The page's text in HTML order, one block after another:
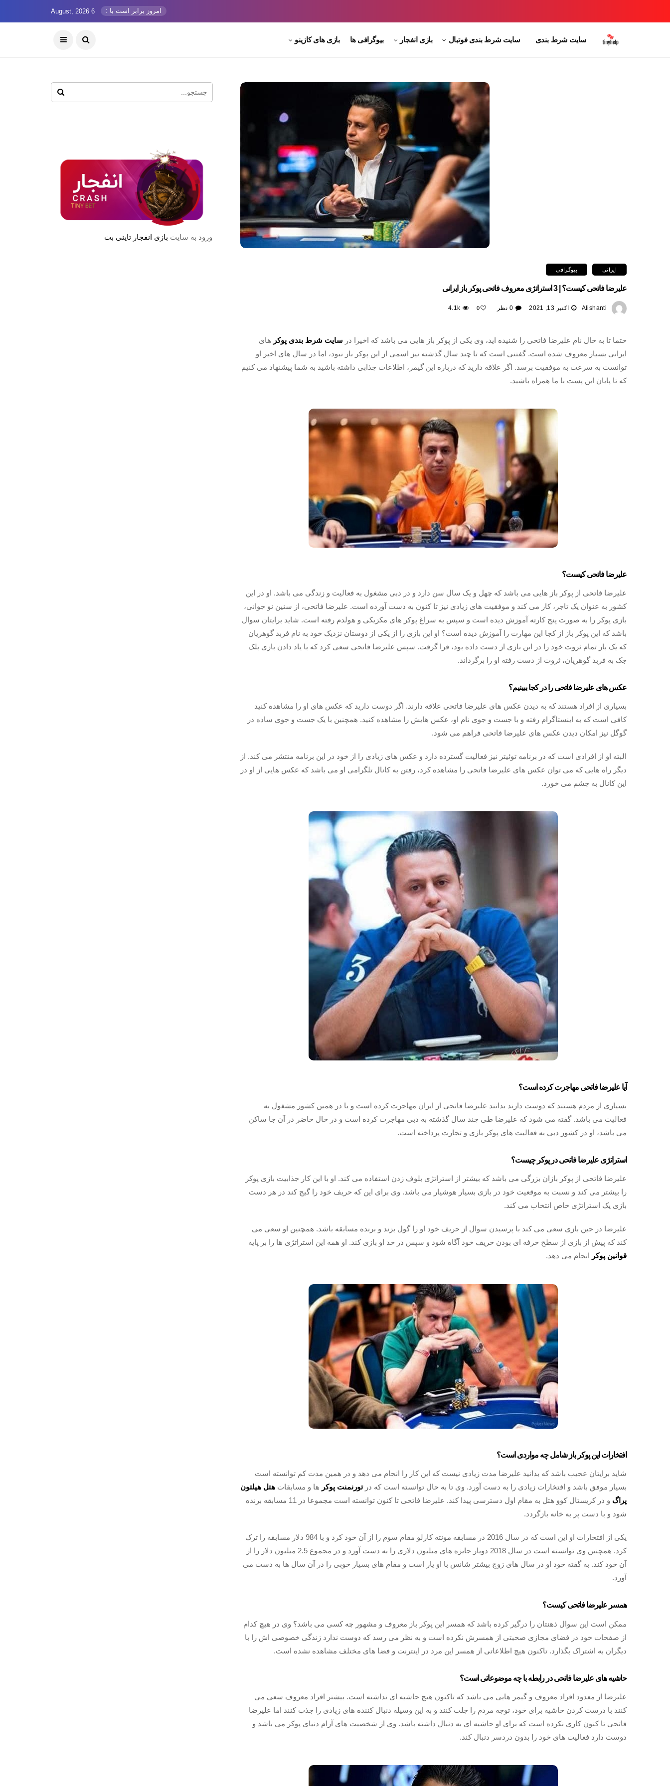
امروز برابر است با : 6 August, 2026
سایت شرط بندی سایت شرط بندی فوتبال بازی انفجار بیوگرافی ها بازی های کازینو
ایرانی بیوگرافی
علیرضا فاتحی کیست؟ | 3 استراتژی معروف فاتحی پوکر باز ایرانی
Alishanti اکتبر 13, 2021 0 نظر 0
4.1k
حتما تا به حال نام علیرضا فاتحی را شنیده اید، وی یکی از پوکر باز هایی می باشد که اخیرا در سایت شرط بندی پوکر های
ایرانی بسیار معروف شده است. گفتنی است که تا چند سال گذشته نیز اسمی از این پوکر باز نبود، اما در سال های اخیر او
توانست به سرعت به موفقیت برسد. اگر علاقه دارید که درباره این گیمر، اطلاعات جذابی داشته باشید به شما پیشنهاد می کنیم
که تا پایان این پست با ما همراه باشید.
علیرضا فاتحی کیست؟
علیرضا فاتحی از پوکر باز هایی می باشد که چهل و یک سال سن دارد و در دبی مشغول به فعالیت و زندگی می باشد. او در این
کشور به عنوان یک تاجر، کار می کند و موفقیت های زیادی نیز تا کنون به دست آورده است. علیرضا فاتحی، از سنین نو جوانی،
بازی پوکر را به صورت پنج کارته آموزش دیده است و سپس به سراغ پوکر های مکزیکی و هولدم رفته است. شاید برایتان سوال
باشد که این پوکر باز از کجا این مهارت را آموزش دیده است؟ او این بازی را از یکی از دوستان نزدیک خود به نام فربد گوهریان
که یک بار تمام ثروت خود را در این بازی از دست داده بود، فرا گرفت. سپس علیرضا فاتحی سعی کرد که با یاد دادن بازی بلک
جک به فربد گوهریان، ثروت از دست رفته او را برگرداند.
عکس های علیرضا فاتحی را در کجا ببینیم؟
بسیاری از افراد هستند که به دیدن عکس های علیرضا فاتحی علاقه دارند. اگر دوست دارید که عکس های او را مشاهده کنید
کافی است که به اینستاگرام رفته و با جست و جوی نام او، عکس هایش را مشاهده کنید. همچنین با یک جست و جوی ساده در
گوگل نیز امکان دیدن عکس های علیرضا فاتحی فراهم می شود.
البته او از افرادی است که در برنامه توئیتر نیز فعالیت گسترده دارد و عکس های زیادی را از خود در این برنامه منتشر می کند. از
دیگر راه هایی که می توان عکس های علیرضا فاتحی را مشاهده کرد، رفتن به کانال تلگرامی او می باشد که عکس هایی از او در
این کانال به چشم می خورد.
آیا علیرضا فاتحی مهاجرت کرده است؟
بسیاری از مردم هستند که دوست دارند بدانند علیرضا فاتحی از ایران مهاجرت کرده است و یا در همین کشور مشغول به
فعالیت می باشد. گفته می شود که علیرضا طی چند سال گذشته به دبی مهاجرت کرده است و در حال حاضر در آن جا ساکن
می باشد، او در کشور دبی به فعالیت های پوکر بازی و تجارت پرداخته است.
استراتژی علیرضا فاتحی در پوکر چیست؟
علیرضا فاتحی از پوکر بازان بزرگی می باشد که بیشتر از استراتژی بلوف زدن استفاده می کند. او با این کار جذابیت بازی پوکر
را بیشتر می کند و نسبت به موقعیت خود در بازی بسیار هوشیار می باشد. وی برای این که حریف خود را گیج کند در هر دست
بازی یک استراتژی خاص انتخاب می کند.
علیرضا در حین بازی سعی می کند با پرسیدن سوال از حریف خود او را گول بزند و برنده مسابقه باشد. همچنین او سعی می
کند که پیش از بازی از سطح حرفه ای بودن حریف خود آگاه شود و سپس در حد او بازی کند. او همه این استراتژی ها را بر پایه
قوانین پوکر انجام می دهد.
افتخارات این پوکر باز شامل چه مواردی است؟
شاید برایتان عجیب باشد که بدانید علیرضا مدت زیادی نیست که این کار را انجام می دهد و در همین مدت کم توانسته است
بسیار موفق باشد و افتخارات زیادی را به دست آورد. وی تا به حال توانسته است که در تورنمنت پوکر ها و مسابقات هتل هیلتون
پراگ
و در کریستال کوو هتل به مقام اول دسترسی پیدا کند. علیرضا فاتحی تا کنون توانسته است مجموعا در 11 مسابقه برنده
شود و با دست پر به خانه بازگردد.
یکی از افتخارات او این است که در سال 2016 در مسابقه مونته کارلو مقام سوم را از آن خود کرد و با 984 دلار مسابقه را ترک
کرد. همچنین وی توانسته است در سال 2018 دوبار جایزه های میلیون دلاری را به دست آورد و در مجموع 2.5 میلیون دلار را از
آن خود کند. به گفته خود او در سال های زوج بیشتر شانس با او یار است و مقام های بسیار خوبی را در آن سال ها به دست می
آورد.
همسر علیرضا فاتحی کیست؟
ممکن است این سوال ذهنتان را درگیر کرده باشد که همسر این پوکر باز معروف و مشهور چه کسی می باشد؟ وی در هیچ کدام
از صفحات خود در فضای مجازی صحبتی از همسرش نکرده است و به نظر می رسد که دوست ندارد زندگی خصوصی اش را با
دیگران به اشتراک بگذارد. تاکنون هیچ اطلاعاتی از همسر این مرد در اینترنت و فضا های مختلف مشاهده نشده است.
حاشیه های علیرضا فاتحی در رابطه با چه موضوعاتی است؟
علیرضا از معدود افراد معروف و گیمر هایی می باشد که تاکنون هیچ حاشیه ای نداشته است. بیشتر افراد معروف سعی می
کنند با درست کردن حاشیه برای خود، توجه مردم را جلب کنند و به این وسیله دنبال کننده های زیادی را جذب کنند اما علیرضا
فاتحی تا کنون کاری نکرده است که برای او حاشیه ای به دنبال داشته باشد. وی از شخصیت های آرام دنیای پوکر می باشد و
دوست دارد فعالیت های خود را بدون دردسر دنبال کند.
ورود به سایت بازی انفجار تاینی بت